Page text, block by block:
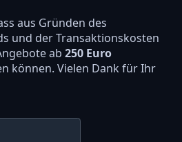
aus Gründen des
und der Transaktionskosten
ab 250 Euro
können. Vielen Dank für Ihr